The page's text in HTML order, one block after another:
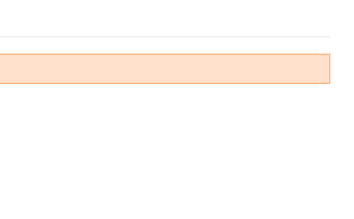
une bague PVC. Si l’acier cémenté assure une
l’oxydation notamment noscadenas anti-corrosion.
contre la coupe et le sciage. L’inox quant à lui
il est conseillé d'utiliser un